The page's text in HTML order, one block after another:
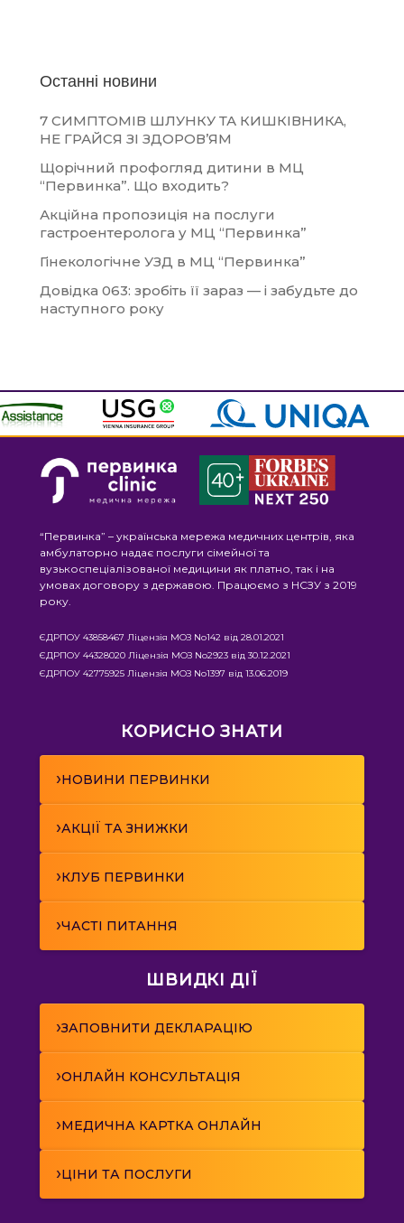
Останні новини
7 СИМПТОМІВ ШЛУНКУ ТА КИШКІВНИКА,
НЕ ГРАЙСЯ ЗІ ЗДОРОВ’ЯМ
Щорічний профогляд дитини в МЦ
“Первинка”. Що входить?
Акційна пропозиція на послуги
гастроентеролога у МЦ “Первинка”
Гінекологічне УЗД в МЦ “Первинка”
Довідка 063: зробіть її зараз — і забудьте до
наступного року
“Первинка” – українська мережа медичних центрів, яка
амбулаторно надає послуги сімейної та
вузькоспеціалізованої медицини як платно, так і на
умовах договору з державою. Працюємо з НСЗУ з 2019
року.
ЄДРПОУ 43858467 Ліцензія МОЗ No142 від 28.01.2021
ЄДРПОУ 44328020 Ліцензія МОЗ No2923 від 30.12.2021
ЄДРПОУ 42775925 Ліцензія МОЗ No1397 від 13.06.2019
КОРИСНО ЗНАТИ
›НОВИНИ ПЕРВИНКИ
›АКЦІЇ ТА ЗНИЖКИ
›КЛУБ ПЕРВИНКИ
›ЧАСТІ ПИТАННЯ
ШВИДКІ ДІЇ
›ЗАПОВНИТИ ДЕКЛАРАЦІЮ
›ОНЛАЙН КОНСУЛЬТАЦІЯ
›МЕДИЧНА КАРТКА ОНЛАЙН
›ЦІНИ ТА ПОСЛУГИ